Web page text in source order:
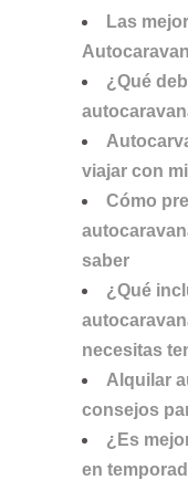
Las
¿Qué
viajar con
Cómo
saber
¿Qué
necesitas
Alquilar
consejos
¿Es
en